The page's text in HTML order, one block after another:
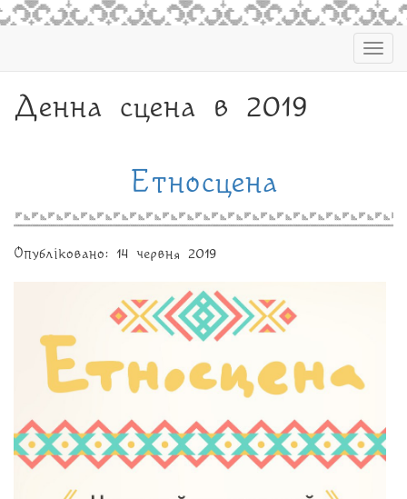
Денна сцена в 2019
Етносцена
Опубліковано: 14 червня 2019